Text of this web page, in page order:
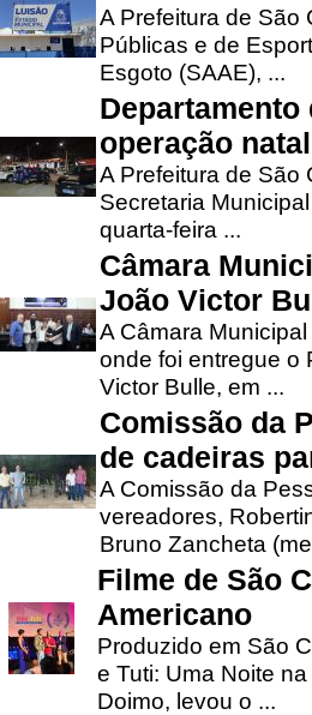
A Prefeitura de São
Públicas e de
Esgoto (SAAE), ...
operação
A Prefeitura de São
Secretaria
quarta-feira ...
Câmara
João Victor
A Câmara
onde foi entregue o
Victor Bulle, em ...
Comissão da
de cadeiras
A Comissão da
vereadores,
Bruno Zancheta
Filme de São
Americano
Produzido em São
e Tuti: Uma Noite
Doimo, levou o ...